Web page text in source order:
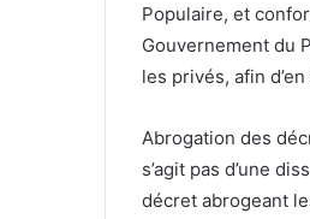
Populaire, et
Gouvernement du
les privés, afin
Abrogation des
s’agit pas d’une
décret abrogeant